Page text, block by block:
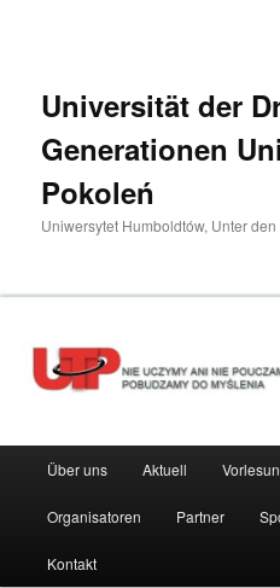
Universität der
Generationen
Pokoleń
Uniwersytet Humboldtów, Unter
HauptmenüÜber uns Aktuell
Organisatoren Partner
Kontakt